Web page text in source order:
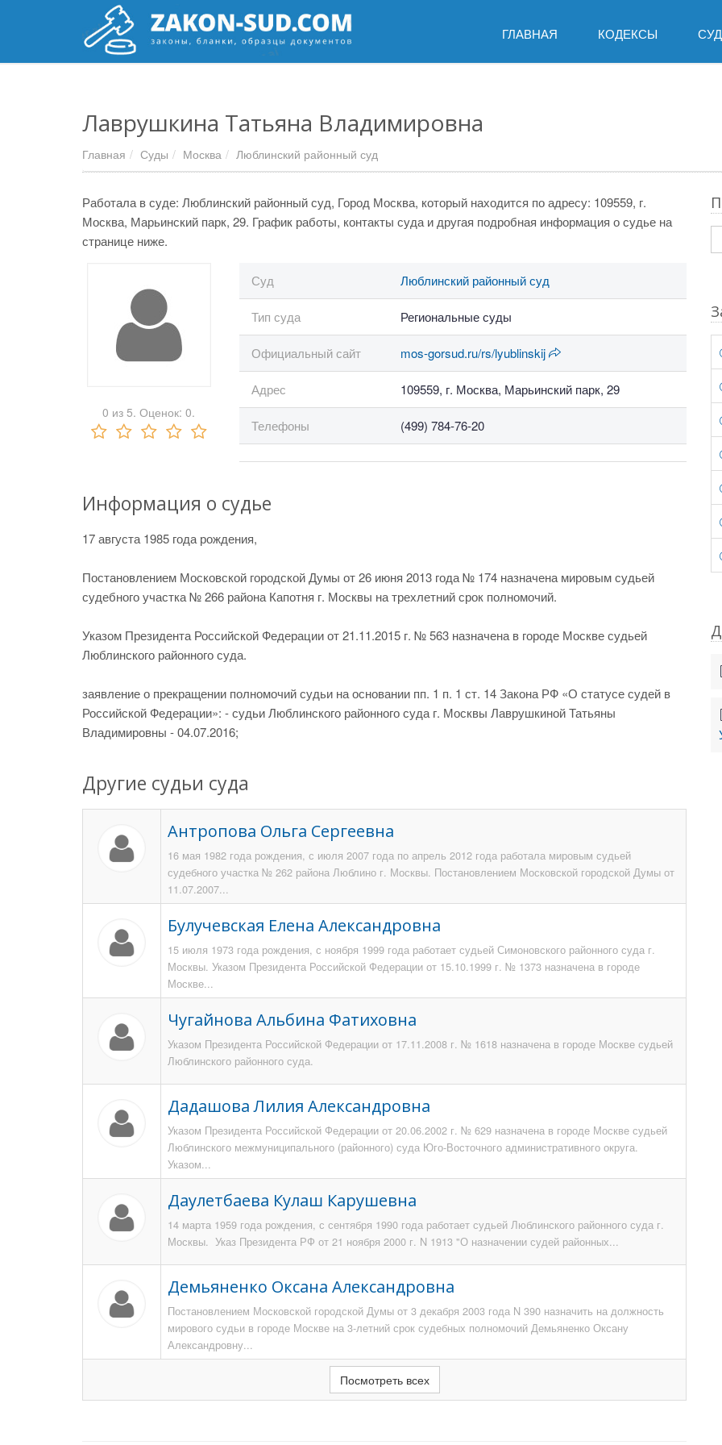
ГЛАВНАЯ КОДЕКСЫ
Лаврушкина Татьяна Владимировна
Главная Суды Москва Люблинский районный суд
Работала в суде: Люблинский районный суд, Город Москва, который находится по адресу: 109559, г.
Москва, Марьинский парк, 29. График работы, контакты суда и другая подробная информация о судье на
странице ниже.
0 из 5. Оценок: 0.
Суд Люблинский районный суд
Тип суда Региональные суды
Официальный сайт mos-gorsud.ru/rs/lyublinskij
Адрес 109559, г. Москва, Марьинский парк, 29
Телефоны (499) 784-76-20
Информация о судье
17 августа 1985 года рождения,
Постановлением Московской городской Думы от 26 июня 2013 года № 174 назначена мировым судьей
судебного участка № 266 района Капотня г. Москвы на трехлетний срок полномочий.
Указом Президента Российской Федерации от 21.11.2015 г. № 563 назначена в городе Москве судьей
Люблинского районного суда.
заявление о прекращении полномочий судьи на основании пп. 1 п. 1 ст. 14 Закона РФ «О статусе судей в
Российской Федерации»: - судьи Люблинского районного суда г. Москвы Лаврушкиной Татьяны
Владимировны - 04.07.2016;
Другие судьи суда
Антропова Ольга Сергеевна
16 мая 1982 года рождения, с июля 2007 года по апрель 2012 года работала мировым судьей
судебного участка № 262 района Люблино г. Москвы. Постановлением Московской городской Думы от
11.07.2007...
Булучевская Елена Александровна
15 июля 1973 года рождения, с ноября 1999 года работает судьей Симоновского районного суда г.
Москвы. Указом Президента Российской Федерации от 15.10.1999 г. № 1373 назначена в городе
Москве...
Чугайнова Альбина Фатиховна
Указом Президента Российской Федерации от 17.11.2008 г. № 1618 назначена в городе Москве судьей
Люблинского районного суда.
Дадашова Лилия Александровна
Указом Президента Российской Федерации от 20.06.2002 г. № 629 назначена в городе Москве судьей
Люблинского межмуниципального (районного) суда Юго-Восточного административного округа.
Указом...
Даулетбаева Кулаш Карушевна
14 марта 1959 года рождения, с сентября 1990 года работает судьей Люблинского районного суда г.
Москвы. Указ Президента РФ от 21 ноября 2000 г. N 1913 "О назначении судей районных...
Демьяненко Оксана Александровна
Постановлением Московской городской Думы от 3 декабря 2003 года N 390 назначить на должность
мирового судьи в городе Москве на 3-летний срок судебных полномочий Демьяненко Оксану
Александровну...
Посмотреть всех